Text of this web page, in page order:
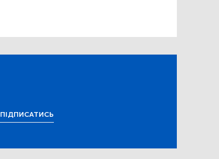
ПІДПИСАТИСЬ